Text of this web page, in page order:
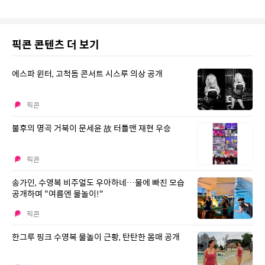
픽콘 콘텐츠 더 보기
에스파 윈터, 고척돔 콘서트 시스루 의상 공개
픽콘
불후의 명곡 거북이 문세윤 故 터틀맨 재현 우승
픽콘
송가인, 수영복 비주얼도 우아하네…물에 빠진 모습
공개하며 "여름엔 물놀이!"
픽콘
한그루 핑크 수영복 물놀이 근황, 탄탄한 몸매 공개